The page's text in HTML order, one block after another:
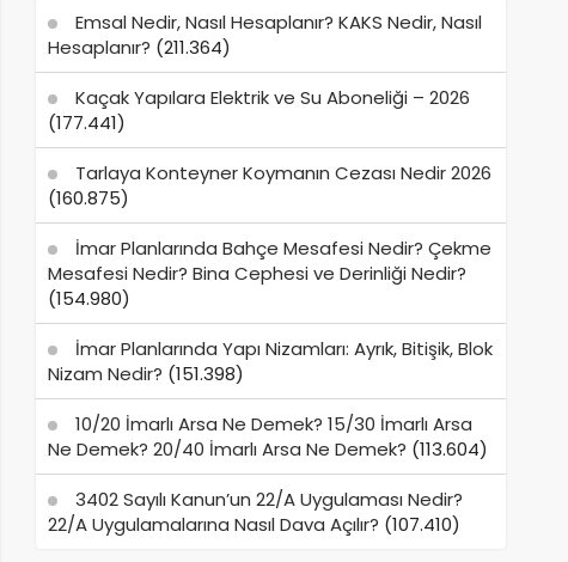
Emsal Nedir, Nasıl Hesaplanır? KAKS Nedir, Nasıl
Hesaplanır? (211.364)
Kaçak Yapılara Elektrik ve Su Aboneliği – 2026
(177.441)
Tarlaya Konteyner Koymanın Cezası Nedir 2026
(160.875)
İmar Planlarında Bahçe Mesafesi Nedir? Çekme
Mesafesi Nedir? Bina Cephesi ve Derinliği Nedir?
(154.980)
İmar Planlarında Yapı Nizamları: Ayrık, Bitişik, Blok
Nizam Nedir? (151.398)
10/20 İmarlı Arsa Ne Demek? 15/30 İmarlı Arsa
Ne Demek? 20/40 İmarlı Arsa Ne Demek? (113.604)
3402 Sayılı Kanun’un 22/A Uygulaması Nedir?
22/A Uygulamalarına Nasıl Dava Açılır? (107.410)